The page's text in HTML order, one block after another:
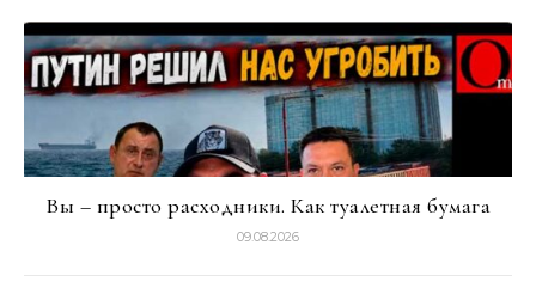
Вы – просто расходники. Как туалетная бумага
09.08.2026